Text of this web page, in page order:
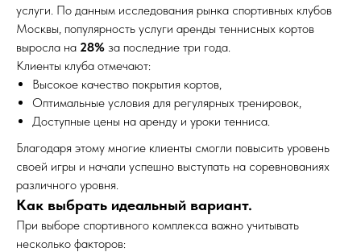
услуги. По данным исследования рынка спортивных клубов
Москвы, популярность услуги аренды теннисных кортов
выросла на 28% за последние три года.
Клиенты клуба отмечают:
Высокое качество покрытия кортов,
Оптимальные условия для регулярных тренировок,
Доступные цены на аренду и уроки тенниса.
Благодаря этому многие клиенты смогли повысить уровень
своей игры и начали успешно выступать на соревнованиях
различного уровня.
Как выбрать идеальный вариант.
При выборе спортивного комплекса важно учитывать
несколько факторов: